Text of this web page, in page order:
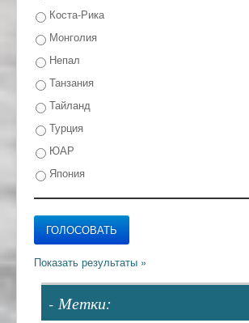
Коста-Рика
Монголия
Непал
Танзания
Тайланд
Турция
ЮАР
Япония
- Метки: